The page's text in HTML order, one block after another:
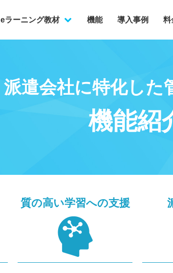
eラーニング教材
事務
コールセンター・店舗販売
機能 導入事例 料
派遣会社に特化した
機能紹
質の高い学習への支援